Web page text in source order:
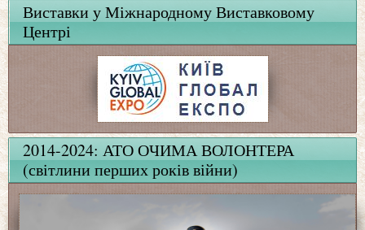
Виставки у Міжнародному Виставковому
Центрі
2014-2024: АТО ОЧИМА ВОЛОНТЕРА
(світлини перших років війни)